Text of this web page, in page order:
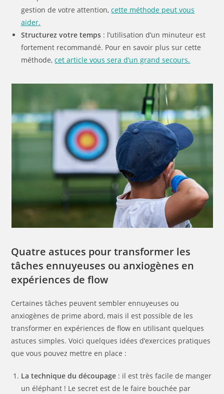
gestion de votre attention,cette méthode peut vous
aider.
Structurez votre temps : l’utilisation d’un minuteur est
fortement recommandé. Pour en savoir plus sur cette
méthode,cet article vous sera d’un grand secours.
Quatre astuces pour transformer les
tâches ennuyeuses ou anxiogènes en
expériences de flow
Certaines tâches peuvent sembler ennuyeuses ou
anxiogènes de prime abord, mais il est possible de les
transformer en expériences de flow en utilisant quelques
astuces simples. Voici quelques idées d’exercices pratiques
que vous pouvez mettre en place :
La technique du découpage : il est très facile de manger
un éléphant ! Le secret est de le faire bouchée par